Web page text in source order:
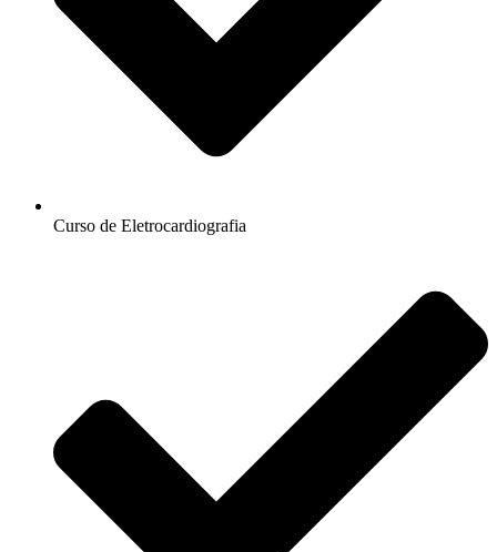
Curso de Eletrocardiografia